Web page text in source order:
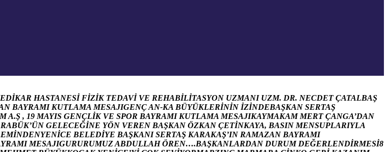
EDİKAR HASTANESİ FİZİK TEDAVİ VE REHABİLİTASYON UZMANI UZM. DR. NECDET ÇATALBAŞ
N BAYRAMI KUTLAMA MESAJIGENÇAN-KA BÜYÜKLERİNİN İZİNDEBAŞKAN SERTAŞ
MA.Ş , 19 MAYIS GENÇLİK VE SPOR BAYRAMI KUTLAMA MESAJIKAYMAKAM MERT ÇANGA’DAN
RABÜK’ÜN GELECEĞİNE YÖN VEREN BAŞKAN ÖZKAN ÇETİNKAYA, BASIN MENSUPLARIYLA
EMİNDENYENİCE BELEDİYE BAŞKANI SERTAŞ KARAKAŞ’IN RAMAZAN BAYRAMI
YRAMI MESAJIGURURUMUZABDULLAH ÖREN….BAŞKANLARDAN DURUM DEĞERLENDİRMESİ8